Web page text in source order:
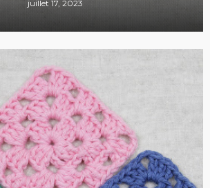
juillet 17, 2023